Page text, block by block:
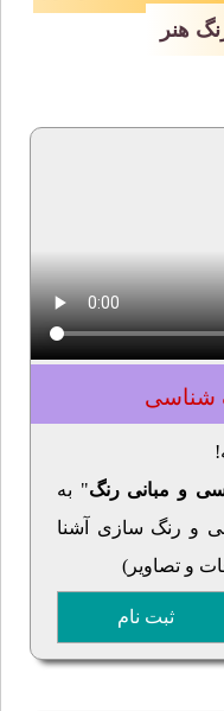
هنر
شناسی
و مبانی رنگ" به
و رنگ سازی آشنا
ثبت نام